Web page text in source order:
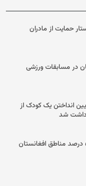
حمایت از مادران
در مسابقات ورزشی
انداختن یک کودک از
شد
نهاد ریچ: سوءتغذیه در ۵۳ درصد مناطق افغانستان